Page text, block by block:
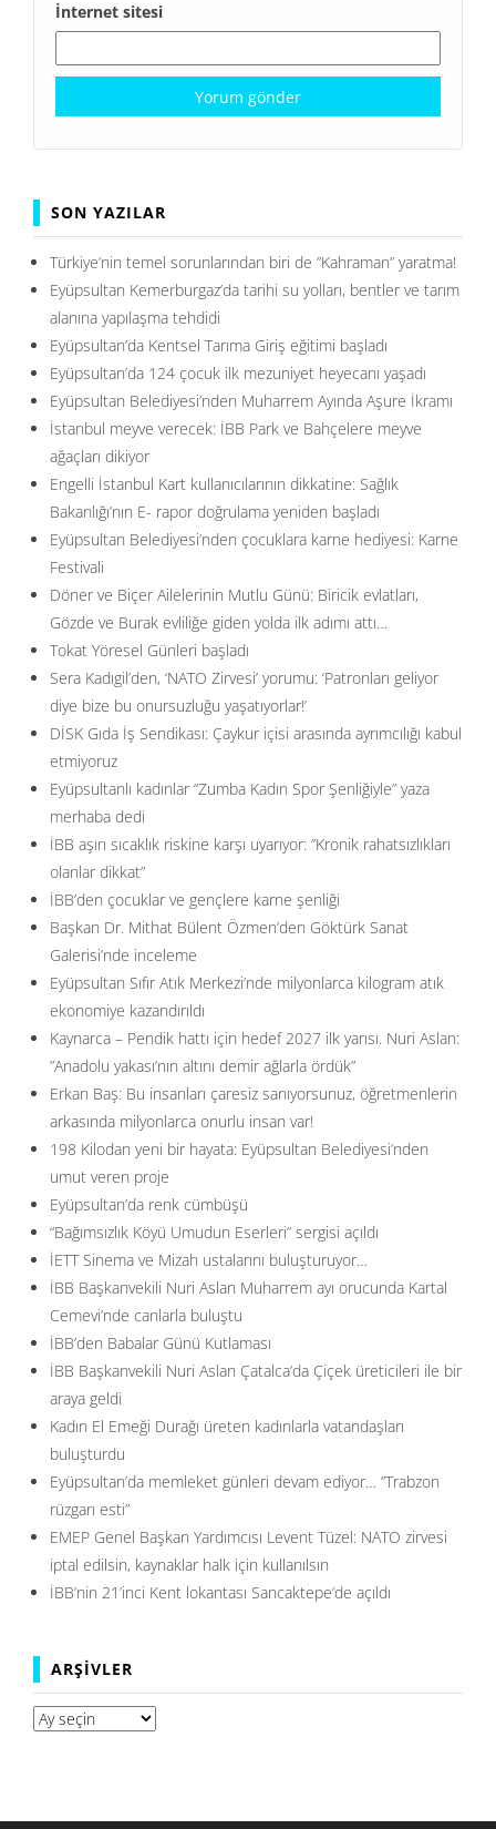
İnternet sitesi
SON YAZILAR
Türkiye’nin temel sorunlarından biri de ”Kahraman” yaratma!
Eyüpsultan Kemerburgaz’da tarihi su yolları, bentler ve tarım
alanına yapılaşma tehdidi
Eyüpsultan’da Kentsel Tarıma Giriş eğitimi başladı
Eyüpsultan’da 124 çocuk ilk mezuniyet heyecanı yaşadı
Eyüpsultan Belediyesi’nden Muharrem Ayında Aşure İkramı
İstanbul meyve verecek: İBB Park ve Bahçelere meyve
ağaçları dikiyor
Engelli İstanbul Kart kullanıcılarının dikkatine: Sağlık
Bakanlığı’nın E- rapor doğrulama yeniden başladı
Eyüpsultan Belediyesi’nden çocuklara karne hediyesi: Karne
Festivali
Döner ve Biçer Ailelerinin Mutlu Günü: Biricik evlatları,
Gözde ve Burak evliliğe giden yolda ilk adımı attı…
Tokat Yöresel Günleri başladı
Sera Kadıgil’den, ‘NATO Zirvesi’ yorumu: ‘Patronları geliyor
diye bize bu onursuzluğu yaşatıyorlar!’
DİSK Gıda İş Sendikası: Çaykur içisi arasında ayrımcılığı kabul
etmiyoruz
Eyüpsultanlı kadınlar “Zumba Kadın Spor Şenliğiyle” yaza
merhaba dedi
İBB aşırı sıcaklık riskine karşı uyarıyor: ”Kronik rahatsızlıkları
olanlar dikkat”
İBB’den çocuklar ve gençlere karne şenliği
Başkan Dr. Mithat Bülent Özmen’den Göktürk Sanat
Galerisi’nde inceleme
Eyüpsultan Sıfır Atık Merkezi’nde milyonlarca kilogram atık
ekonomiye kazandırıldı
Kaynarca – Pendik hattı için hedef 2027 ilk yarısı. Nuri Aslan:
”Anadolu yakası’nın altını demir ağlarla ördük”
Erkan Baş: Bu insanları çaresiz sanıyorsunuz, öğretmenlerin
arkasında milyonlarca onurlu insan var!
198 Kilodan yeni bir hayata: Eyüpsultan Belediyesi’nden
umut veren proje
Eyüpsultan’da renk cümbüşü
“Bağımsızlık Köyü Umudun Eserleri” sergisi açıldı
İETT Sinema ve Mizah ustalarını buluşturuyor…
İBB Başkanvekili Nuri Aslan Muharrem ayı orucunda Kartal
Cemevi’nde canlarla buluştu
İBB’den Babalar Günü Kutlaması
İBB Başkanvekili Nuri Aslan Çatalca’da Çiçek üreticileri ile bir
araya geldi
Kadın El Emeği Durağı üreten kadınlarla vatandaşları
buluşturdu
Eyüpsultan’da memleket günleri devam ediyor… ”Trabzon
rüzgarı esti”
EMEP Genel Başkan Yardımcısı Levent Tüzel: NATO zirvesi
iptal edilsin, kaynaklar halk için kullanılsın
İBB’nin 21’inci Kent lokantası Sancaktepe’de açıldı
ARŞIVLER
Arşivler